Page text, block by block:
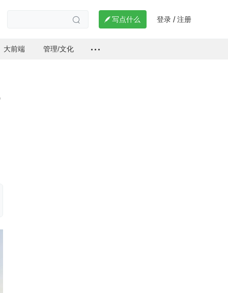
  写点什么 登录 / 注册
大前端 管理/文化